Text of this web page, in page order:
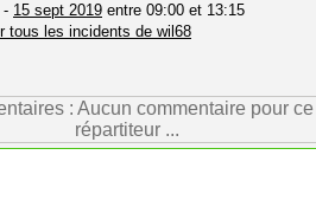
- 15 sept 2019 entre 09:00 et 13:15
tous les incidents de wil68
: Aucun commentaire pour ce
répartiteur ...